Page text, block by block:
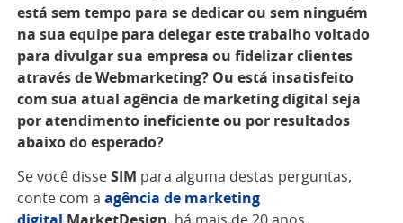
está sem tempo para se dedicar ou sem ninguém
na sua equipe para delegar este trabalho voltado
para divulgar sua empresa ou fidelizar clientes
através de Webmarketing? Ou está insatisfeito
com sua atual agência de marketing digital seja
por atendimento ineficiente ou por resultados
abaixo do esperado?
Se você disse SIM para alguma destas perguntas,
conte com a agência de marketing